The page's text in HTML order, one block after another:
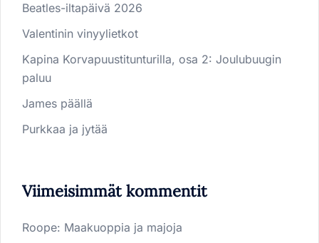
Beatles-iltapäivä 2026
Valentinin vinyylietkot
Kapina Korvapuustitunturilla, osa 2: Joulubuugin
paluu
James päällä
Purkkaa ja jytää
Viimeisimmät kommentit
Roope: Maakuoppia ja majoja